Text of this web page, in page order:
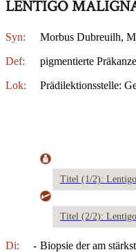
LENTIGO
Syn: Morbus Dubreuilh,
Def: pigmentierte
Lok: Prädilektionsstelle:
Titel (1/2):
Titel (2/2):
Di: - Biopsie der am